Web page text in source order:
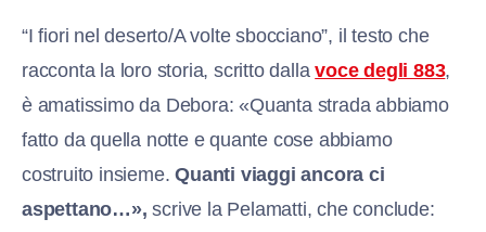
“I fiori nel deserto/A volte sbocciano”, il testo che
racconta la loro storia, scritto dallavoce degli 883,
è amatissimo da Debora: «Quanta strada abbiamo
fatto da quella notte e quante cose abbiamo
costruito insieme.Quanti viaggi ancora ci
aspettano…», scrive la Pelamatti, che conclude: